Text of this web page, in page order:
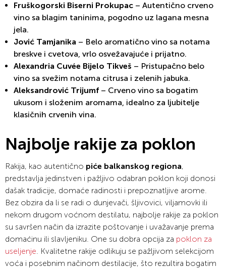
Fruškogorski Biserni Prokupac – Autentično crveno
vino sa blagim taninima, pogodno uz lagana mesna
jela.
Jović Tamjanika – Belo aromatično vino sa notama
breskve i cvetova, vrlo osvežavajuće i prijatno.
Alexandria Cuvée Bijelo Tikveš – Pristupačno belo
vino sa svežim notama citrusa i zelenih jabuka.
Aleksandrović Trijumf – Crveno vino sa bogatim
ukusom i složenim aromama, idealno za ljubitelje
klasičnih crvenih vina.
Najbolje rakije za poklon
Rakija, kao autentično piće balkanskog regiona,
predstavlja jedinstven i pažljivo odabran poklon koji donosi
dašak tradicije, domaće radinosti i prepoznatljive arome.
Bez obzira da li se radi o dunjevači, šljivovici, viljamovki ili
nekom drugom voćnom destilatu, najbolje rakije za poklon
su savršen način da izrazite poštovanje i uvažavanje prema
domaćinu ili slavljeniku. One su dobra opcija za poklon za
useljenje. Kvalitetne rakije odlikuju se pažljivom selekcijom
voća i posebnim načinom destilacije, što rezultira bogatim